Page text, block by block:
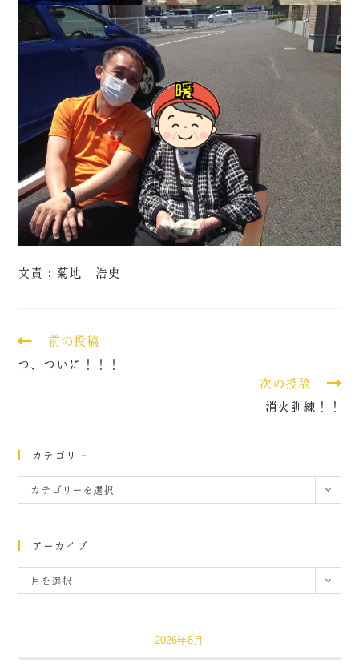
文責：菊地 浩史
前の投稿
つ、ついに！！！
次の投稿
消火訓練！！
カテゴリー
カテゴリーを選択
アーカイブ
月を選択
2026年8月